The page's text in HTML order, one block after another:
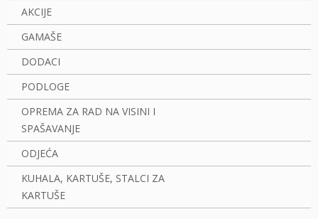
AKCIJE
GAMAŠE
DODACI
PODLOGE
OPREMA ZA RAD NA VISINI I
SPAŠAVANJE
ODJEĆA
KUHALA, KARTUŠE, STALCI ZA
KARTUŠE